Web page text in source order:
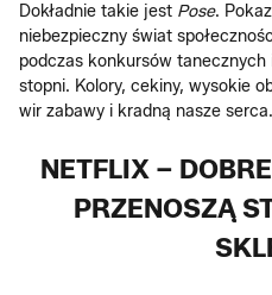
Dokładnie takie jest Pose.
niebezpieczny świat
podczas konkursów tanecznych
stopni. Kolory, cekiny, wysokie
wir zabawy i kradną nasze serca.
NETFLIX –
PRZENOSZĄ